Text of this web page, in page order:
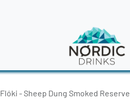
Flóki - Sheep Dung Smoked Reserve